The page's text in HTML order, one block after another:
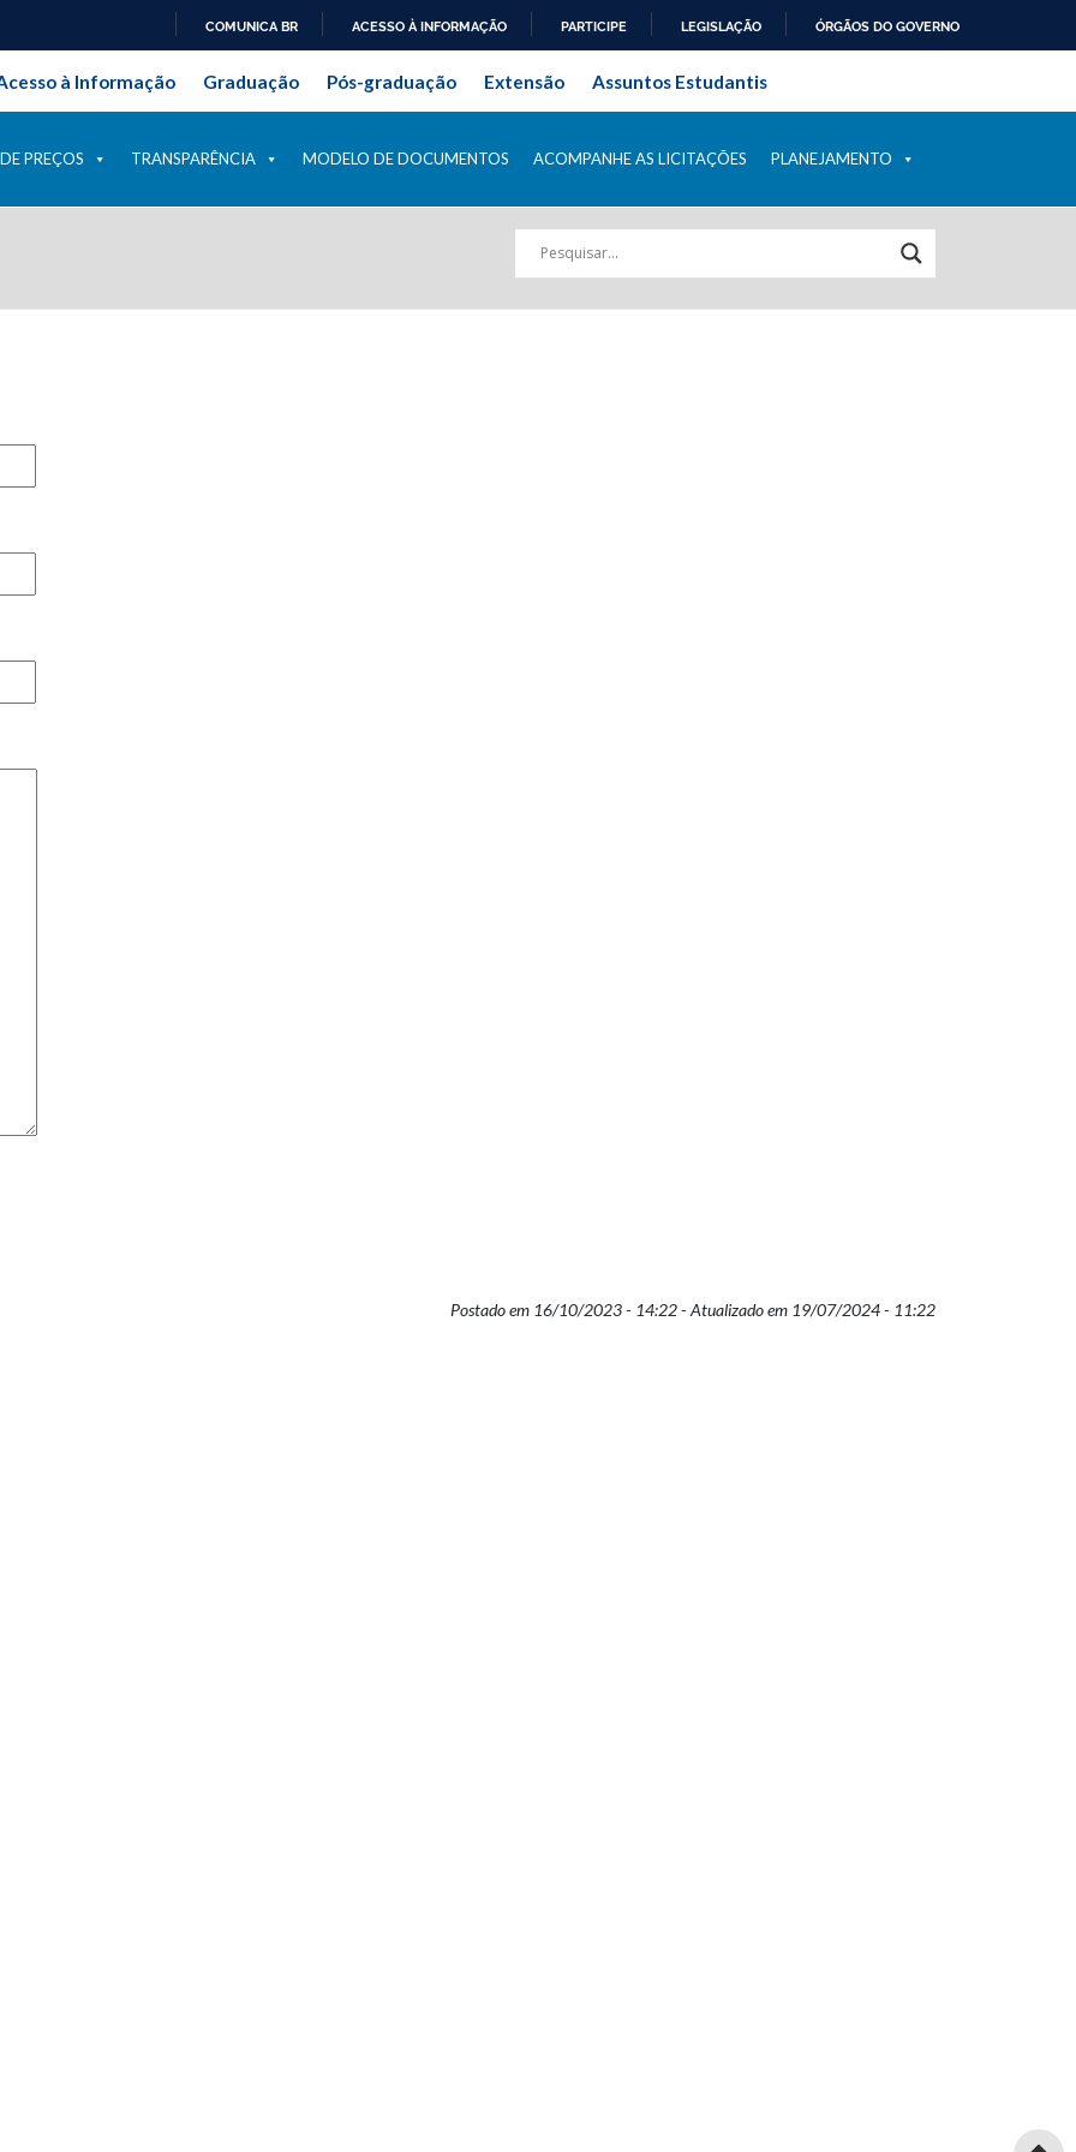
PARA
CONTEÚDO
COMUNICA BR ACESSO À INFORMAÇÃO PARTICIPE LEGISLAÇÃO ÓRGÃOS DO GOVERNO
da Universidade Federal Rural do Rio de Janeiro
à Informação Graduação Pós-graduação Extensão Assuntos Estudantis
PREÇOS TRANSPARÊNCIA MODELO DE DOCUMENTOS ACOMPANHE AS LICITAÇÕES PLANEJAMENTO
Postado em 16/10/2023 - 14:22 - Atualizado em 19/07/2024 - 11:22